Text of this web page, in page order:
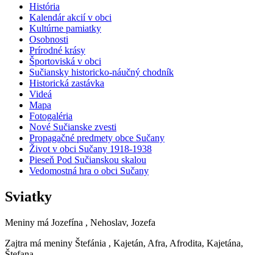
História
Kalendár akcií v obci
Kultúrne pamiatky
Osobnosti
Prírodné krásy
Športoviská v obci
Sučiansky historicko-náučný chodník
Historická zastávka
Videá
Mapa
Fotogaléria
Nové Sučianske zvesti
Propagačné predmety obce Sučany
Život v obci Sučany 1918-1938
Pieseň Pod Sučianskou skalou
Vedomostná hra o obci Sučany
Sviatky
Meniny má Jozefína , Nehoslav, Jozefa
Zajtra má meniny Štefánia , Kajetán, Afra, Afrodita, Kajetána,